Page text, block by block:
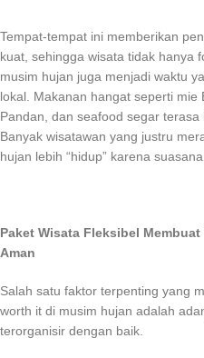
Tempat-tempat ini memberikan
kuat, sehingga wisata tidak hanya
musim hujan juga menjadi waktu
lokal. Makanan hangat seperti mie
Pandan, dan seafood segar terasa
Banyak wisatawan yang justru
hujan lebih “hidup” karena
Paket Wisata Fleksibel
Aman
Salah satu faktor terpenting yang
worth it di musim hujan adalah
terorganisir dengan baik.